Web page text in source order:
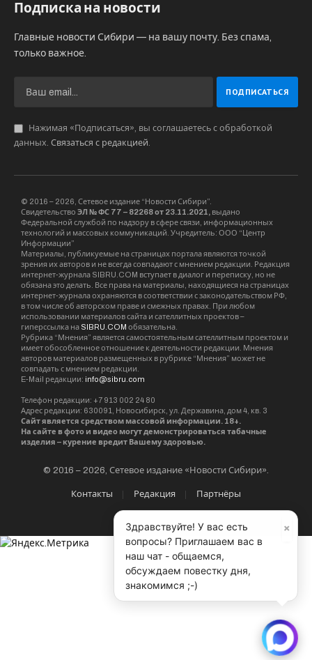
Подписка на новости
Главные новости Сибири — на вашу почту. Без спама,
только важное.
Нажимая «Подписаться», вы соглашаетесь с обработкой
данных. Связаться с редакцией.
© 2016 – 2026, Сетевое издание “Новости Сибири”.
Свидетельство ЭЛ № ФС 77 – 82268 от 23.11.2021, выдано
Федеральной службой по надзору в сфере связи, информационных
технологий и массовых коммуникаций. Учредитель: ООО “Центр
Информации”
Материалы, публикуемые на страницах портала являются точкой
зрения их авторов и не всегда совпадают с мнением редакции. Редакция
интернет-журнала SIBRU.COM вступает в диалог и переписку, но не
обязана это делать. Все права на материалы, находящиеся на страницах
интернет-журнала охраняются в соответствии с законодательством РФ,
в том числе об авторском праве и смежных правах. При любом
использовании материалов сайта и сателлитных проектов –
гиперссылка на SIBRU.COM обязательна.
Рубрика “Мнения” является самостоятельным сателлитным проектом и
имеет обособленное отношение к деятельности редакции. Мнения
авторов материалов размещенных в рубрике “Мнения” может не
совпадать с мнением редакции.
E-Mail редакции: info@sibru.com
Телефон редакции: +7 913 002 24 80
Адрес редакции: 630091, Новосибирск, ул. Державина, дом 4, кв. 3
Сайт является средством массовой информации. 18+.
На сайте в фото и видео могут демонстрироваться табачные
изделия – курение вредит Вашему здоровью.
© 2016 – 2026, Сетевое издание «Новости Сибири».
Контакты Редакция Партнёры
×
Здравствуйте! У вас есть
вопросы? Приглашаем вас в
наш чат - общаемся,
обсуждаем повестку дня,
знакомимся ;-)